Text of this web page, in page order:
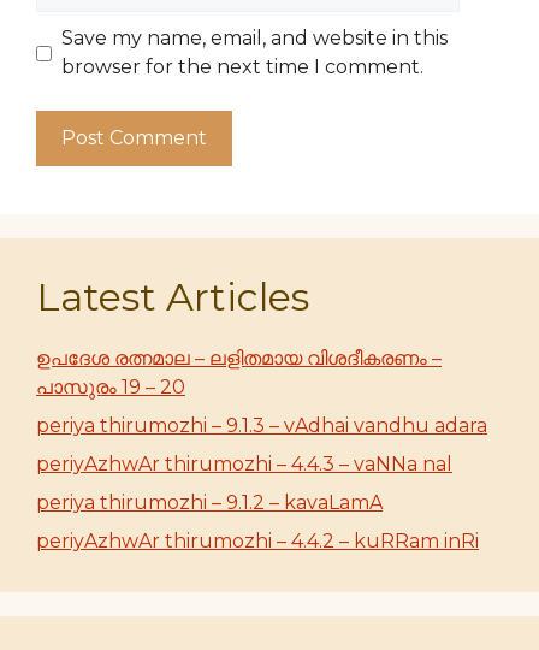
Save my name, email, and website in this
browser for the next time I comment.
Latest Articles
ഉപദേശ രത്നമാല – ലളിതമായ വിശദീകരണം –
പാസുരം 19 – 20
periya thirumozhi – 9.1.3 – vAdhai vandhu adara
periyAzhwAr thirumozhi – 4.4.3 – vaNNa nal
periya thirumozhi – 9.1.2 – kavaLamA
periyAzhwAr thirumozhi – 4.4.2 – kuRRam inRi